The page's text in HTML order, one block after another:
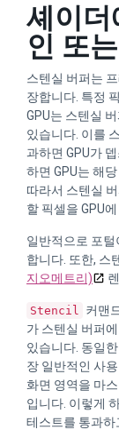
셰이더
인 또
스텐실 버퍼는
장합니다. 특정
GPU는 스텐실
있습니다. 이를
과하면 GPU가
하면 GPU는 해
따라서 스텐실
할 픽셀을 GPU
일반적으로 포
합니다. 또한, 스
지오메트리)
Stencil 커맨
가 스텐실 버퍼
있습니다. 동일
장 일반적인 사
화면 영역을 마
입니다. 이렇게
테스트를 통과하